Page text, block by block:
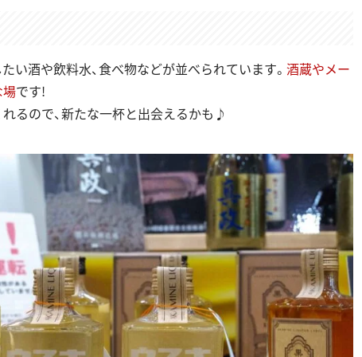
い酒や飲料水、食べ物などが並べられています。 酒蔵やメー
です!
るので、新たな一杯と出会えるかも♪